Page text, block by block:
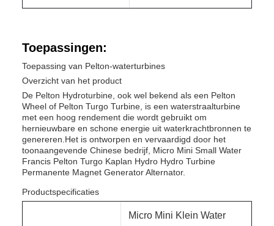
Toepassingen:
Toepassing van Pelton-waterturbines
Overzicht van het product
De Pelton Hydroturbine, ook wel bekend als een Pelton
Wheel of Pelton Turgo Turbine, is een waterstraalturbine
met een hoog rendement die wordt gebruikt om
hernieuwbare en schone energie uit waterkrachtbronnen te
genereren.Het is ontworpen en vervaardigd door het
toonaangevende Chinese bedrijf, Micro Mini Small Water
Francis Pelton Turgo Kaplan Hydro Hydro Turbine
Permanente Magnet Generator Alternator.
Productspecificaties
Micro Mini Klein Water